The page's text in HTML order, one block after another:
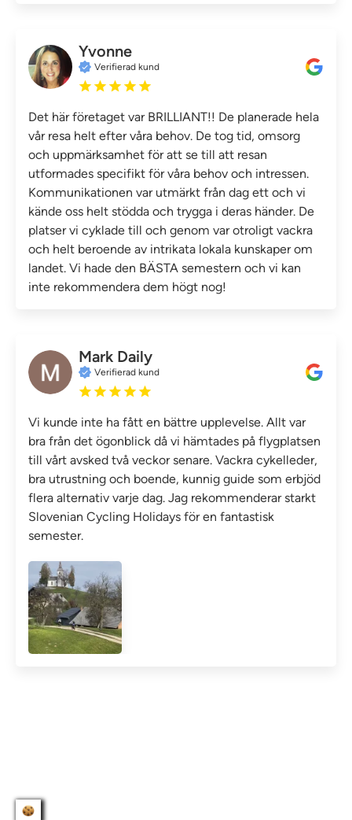
Yvonne
Verifierad kund
Det här företaget var BRILLIANT!! De planerade hela
vår resa helt efter våra behov. De tog tid, omsorg
och uppmärksamhet för att se till att resan
utformades specifikt för våra behov och intressen.
Kommunikationen var utmärkt från dag ett och vi
kände oss helt stödda och trygga i deras händer. De
platser vi cyklade till och genom var otroligt vackra
och helt beroende av intrikata lokala kunskaper om
landet. Vi hade den BÄSTA semestern och vi kan
inte rekommendera dem högt nog!
Mark Daily
Verifierad kund
Vi kunde inte ha fått en bättre upplevelse. Allt var
bra från det ögonblick då vi hämtades på flygplatsen
till vårt avsked två veckor senare. Vackra cykelleder,
bra utrustning och boende, kunnig guide som erbjöd
flera alternativ varje dag. Jag rekommenderar starkt
Slovenian Cycling Holidays för en fantastisk
semester.